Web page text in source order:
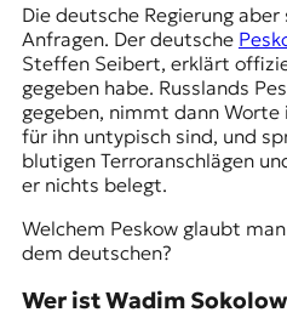
Die deutsche Regierung
Anfragen. Der deutsche
Steffen Seibert, erklärt
gegeben habe. Russlands
gegeben, nimmt dann
für ihn untypisch sind, und
blutigen Terroranschlägen
er nichts belegt.
Welchem Peskow glaubt
dem deutschen?
Wer ist Wadim